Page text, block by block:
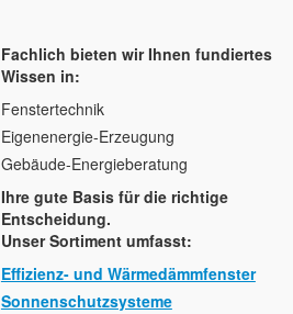
Fachlich bieten wir Ihnen fundiertes
Wissen in:
Fenstertechnik
Eigenenergie-Erzeugung
Gebäude-Energieberatung
Ihre gute Basis für die richtige
Entscheidung.
Unser Sortiment umfasst:
Effizienz- und Wärmedämmfenster
Sonnenschutzsysteme